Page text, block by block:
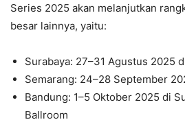
Series 2025 akan melanjutkan
besar lainnya, yaitu:
Surabaya: 27–31 Agustus 2025
Semarang: 24–28 September
Bandung: 1–5 Oktober 2025 di
Ballroom